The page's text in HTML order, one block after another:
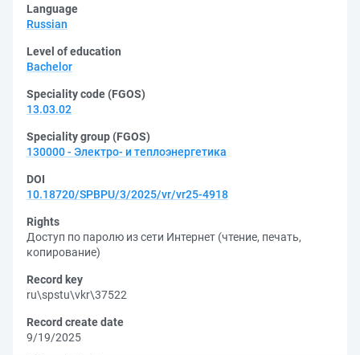
Language
Russian
Level of education
Bachelor
Speciality code (FGOS)
13.03.02
Speciality group (FGOS)
130000 - Электро- и теплоэнергетика
DOI
10.18720/SPBPU/3/2025/vr/vr25-4918
Rights
Доступ по паролю из сети Интернет (чтение, печать,
копирование)
Record key
ru\spstu\vkr\37522
Record create date
9/19/2025